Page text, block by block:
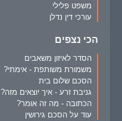
משפט פלילי
עורכי דין נדלן
הכי נצפים
הסדר לאיזון משאבים
משמורת משותפת - אימתי?
הסכם שלום בית
גניבת זרע - איך יוצאים מזה?
הכתובה - מה זה אומר?
עוד על הסכם גירושין